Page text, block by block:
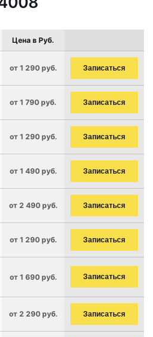
Цена в Руб.
от 1 290 руб. Записаться
от 1 790 руб. Записаться
от 1 290 руб. Записаться
от 1 490 руб. Записаться
от 2 490 руб. Записаться
от 1 290 руб. Записаться
от 1 690 руб. Записаться
от 2 290 руб. Записаться